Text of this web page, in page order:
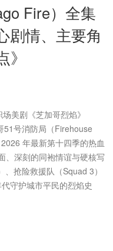
Fire）全集
剧情、主要角
美剧《芝加哥烈焰》
51号消防局（Firehouse
年最新第十四季的热血
、深刻的同袍情谊与硬核写
抢险救援队（Squad 3）
守护城市平民的烈焰史